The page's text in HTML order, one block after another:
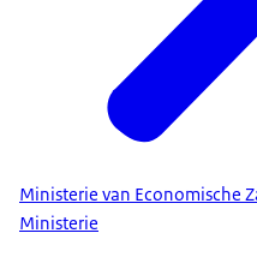
Ministerie van Economische
Ministerie